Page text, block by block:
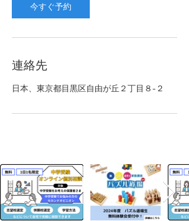
今すぐ予約
連絡先
日本、東京都目黒区自由が丘２丁目８−２